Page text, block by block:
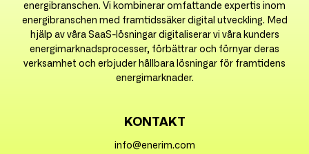
energibranschen. Vi kombinerar omfattande expertis inom
energibranschen med framtidssäker digital utveckling. Med
hjälp av våra SaaS-lösningar digitaliserar vi våra kunders
energimarknadsprocesser, förbättrar och förnyar deras
verksamhet och erbjuder hållbara lösningar för framtidens
energimarknader.
KONTAKT
info@enerim.com